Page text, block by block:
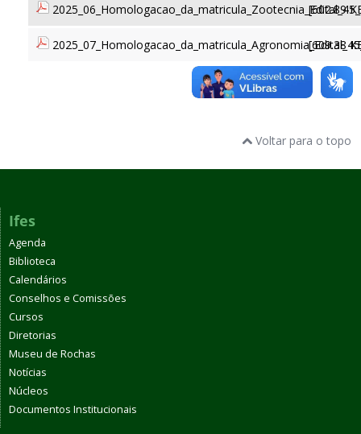
[602.89
[609.38
Voltar para o topo
Ifes
Agenda
Biblioteca
Calendários
Conselhos e Comissões
Cursos
Diretorias
Museu de Rochas
Notícias
Núcleos
Documentos Institucionais